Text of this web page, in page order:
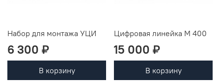
Набор для монтажа УЦИ
6 300 ₽
В корзину
Цифровая линейка М 400
15 000 ₽
В корзину